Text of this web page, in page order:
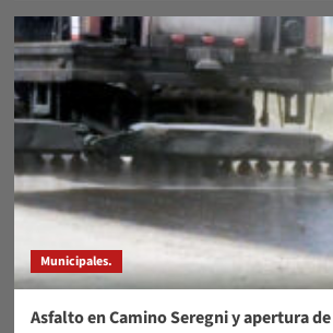
Municipales.
Asfalto en Camino Seregni y apertura